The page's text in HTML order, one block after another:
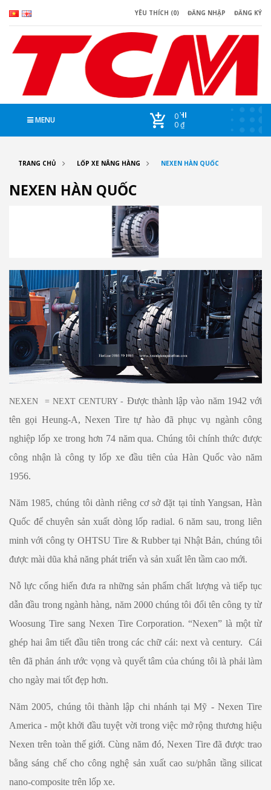
YÊU THÍCH (0) ĐĂNG NHẬP ĐĂNG KÝ
MENU CHI
0
0 ₫
TRANG CHỦ LỐP XE NÂNG HÀNG NEXEN HÀN QUỐC
NEXEN HÀN QUỐC
NEXEN = NEXT CENTURY - Được thành lập vào năm 1942 với
tên gọi Heung-A, Nexen Tire tự hào đã phục vụ ngành công
nghiệp lốp xe trong hơn 74 năm qua. Chúng tôi chính thức được
công nhận là công ty lốp xe đầu tiên của Hàn Quốc vào năm
1956.
Năm 1985, chúng tôi dành riêng cơ sở đặt tại tỉnh Yangsan, Hàn
Quốc để chuyên sản xuất dòng lốp radial. 6 năm sau, trong liên
minh với công ty OHTSU Tire & Rubber tại Nhật Bản, chúng tôi
được mài dũa khả năng phát triển và sản xuất lên tầm cao mới.
Nỗ lực cống hiến đưa ra những sản phẩm chất lượng và tiếp tục
dẫn đầu trong ngành hàng, năm 2000 chúng tôi đổi tên công ty từ
Woosung Tire sang Nexen Tire Corporation. “Nexen” là một từ
ghép hai âm tiết đầu tiên trong các chữ cái: next và century. Cái
tên đã phản ánh ước vọng và quyết tâm của chúng tôi là phải làm
cho ngày mai tốt đẹp hơn.
Năm 2005, chúng tôi thành lập chi nhánh tại Mỹ - Nexen Tire
America - một khởi đầu tuyệt vời trong việc mở rộng thương hiệu
Nexen trên toàn thế giới. Cùng năm đó, Nexen Tire đã được trao
bằng sáng chế cho công nghệ sản xuất cao su/phân tầng silicat
nano-composite trên lốp xe.